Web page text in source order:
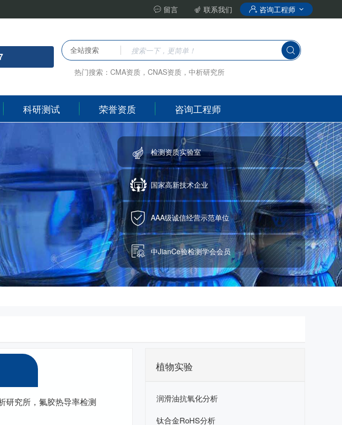
留言 联系我们 咨询工程师
全站搜索
热门搜索：CMA资质，CNAS资质，中析研究所
科研测试 荣誉资质 咨询工程师
检测资质实验室
国家高新技术企业
AAA级诚信经营示范单位
中JianCe验检测学会会员
研究所，氟胶热导率检测
植物实验
润滑油抗氧化分析
钛合金RoHS分析